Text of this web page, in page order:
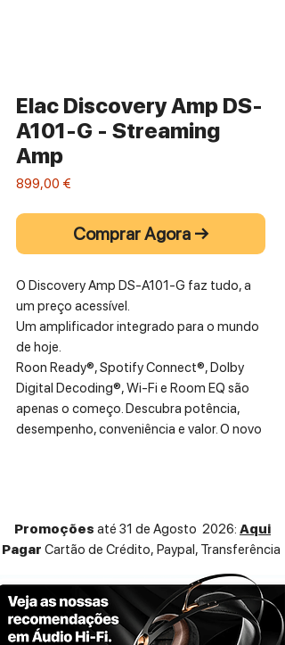
Elac Discovery Amp DS-
A101-G - Streaming
Amp
899,00 €
Comprar Agora →
O Discovery Amp DS-A101-G faz tudo, a
um preço acessível.
Um amplificador integrado para o mundo
de hoje.
Roon Ready®, Spotify Connect®, Dolby
Digital Decoding®, Wi-Fi e Room EQ são
apenas o começo. Descubra potência,
desempenho, conveniência e valor. O novo
posicionamento, ao mesmo tempo em
que fornece tecnologias e conveniência
concorrentes.
Especificações:
Promoções até 31 de Agosto 2026: Aqui
Pagar Cartão de Crédito, Paypal, Transferência